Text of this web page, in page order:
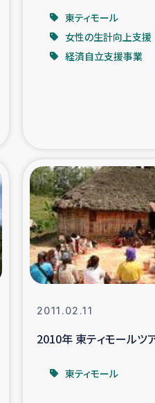
の畜産支援
民への緊急支援
被災者支援
支援
カカオ）事業
東ティモール
女性の生計向上支援
経済自立支援事業
2011.02.11
2010年 東ティモールツ
東ティモール